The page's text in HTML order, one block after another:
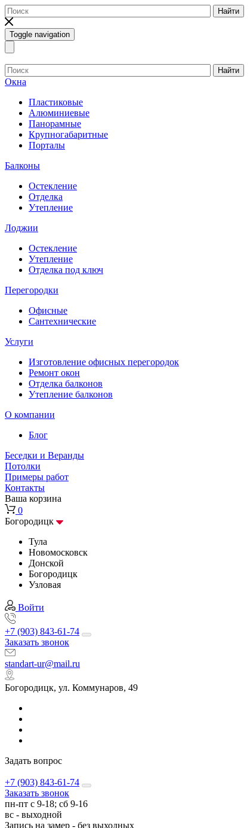
Найти
Toggle navigation
Найти
Окна
Пластиковые
Алюминиевые
Панорамные
Крупногабаритные
Порталы
Балконы
Остекление
Отделка
Утепление
Лоджии
Остекление
Утепление
Отделка под ключ
Перегородки
Офисные
Сантехнические
Услуги
Изготовление офисных перегородок
Ремонт окон
Отделка балконов
Утепление балконов
О компании
Блог
Беседки и Веранды
Потолки
Примеры работ
Контакты
Ваша корзина
0
Богородицк
Тула
Новомосковск
Донской
Богородицк
Узловая
Войти
+7 (903) 843-61-74
Заказать звонок
standart-ur@mail.ru
Богородицк, ул. Коммунаров, 49
Задать вопрос
+7 (903) 843-61-74
Заказать звонок
пн-пт с 9-18; сб 9-16
вс - выходной
Запись на замер - без выходных